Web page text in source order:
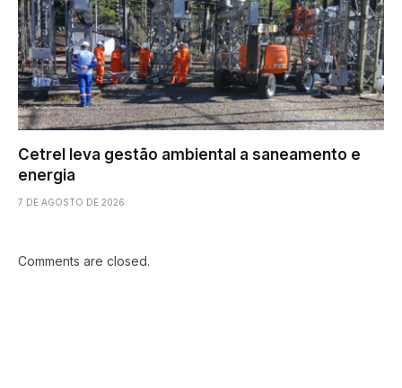
Cetrel leva gestão ambiental a saneamento e
energia
7 DE AGOSTO DE 2026
Comments are closed.